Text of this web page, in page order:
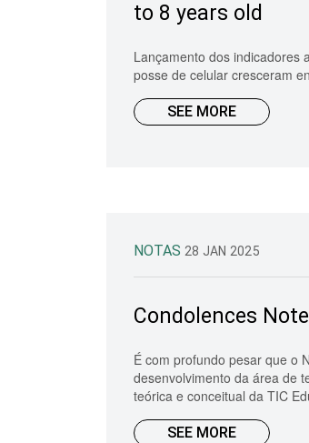
to 8 years old
Lançamento dos indicadores
posse de celular cresceram
SEE MORE
NOTAS 28 JAN 2025
Condolences
É com profundo pesar que o
desenvolvimento da área de
teórica e conceitual da TIC
SEE MORE